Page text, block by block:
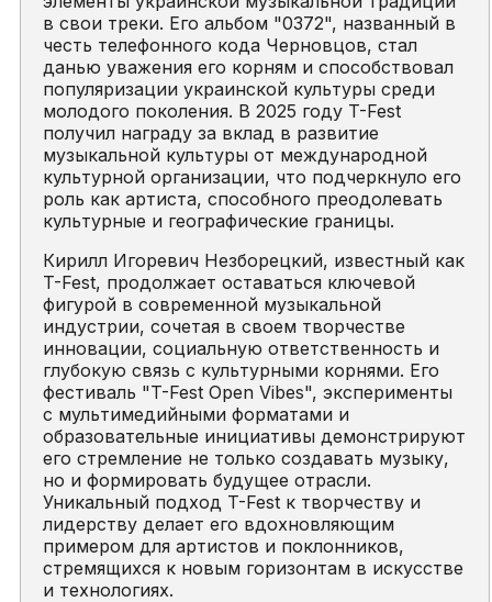
в свои треки. Его альбом "0372", названный в
честь телефонного кода Черновцов, стал
данью уважения его корням и способствовал
популяризации украинской культуры среди
молодого поколения. В 2025 году T-Fest
получил награду за вклад в развитие
музыкальной культуры от международной
культурной организации, что подчеркнуло его
роль как артиста, способного преодолевать
культурные и географические границы.
Кирилл Игоревич Незборецкий, известный как
T-Fest, продолжает оставаться ключевой
фигурой в современной музыкальной
индустрии, сочетая в своем творчестве
инновации, социальную ответственность и
глубокую связь с культурными корнями. Его
фестиваль "T-Fest Open Vibes", эксперименты
с мультимедийными форматами и
образовательные инициативы демонстрируют
его стремление не только создавать музыку,
но и формировать будущее отрасли.
Уникальный подход T-Fest к творчеству и
лидерству делает его вдохновляющим
примером для артистов и поклонников,
стремящихся к новым горизонтам в искусстве
и технологиях.